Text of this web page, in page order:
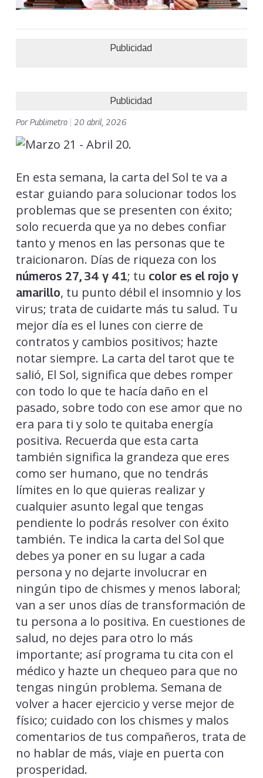
Publicidad
Publicidad
PorPublimetro 20 abril, 2026
En esta semana, la carta del Sol te va a
estar guiando para solucionar todos los
problemas que se presenten con éxito;
solo recuerda que ya no debes confiar
tanto y menos en las personas que te
traicionaron. Días de riqueza con los
números 27, 34 y 41; tu color es el rojo y
amarillo, tu punto débil el insomnio y los
virus; trata de cuidarte más tu salud. Tu
mejor día es el lunes con cierre de
contratos y cambios positivos; hazte
notar siempre. La carta del tarot que te
salió, El Sol, significa que debes romper
con todo lo que te hacía daño en el
pasado, sobre todo con ese amor que no
era para ti y solo te quitaba energía
positiva. Recuerda que esta carta
también significa la grandeza que eres
como ser humano, que no tendrás
límites en lo que quieras realizar y
cualquier asunto legal que tengas
pendiente lo podrás resolver con éxito
también. Te indica la carta del Sol que
debes ya poner en su lugar a cada
persona y no dejarte involucrar en
ningún tipo de chismes y menos laboral;
van a ser unos días de transformación de
tu persona a lo positiva. En cuestiones de
salud, no dejes para otro lo más
importante; así programa tu cita con el
médico y hazte un chequeo para que no
tengas ningún problema. Semana de
volver a hacer ejercicio y verse mejor de
físico; cuidado con los chismes y malos
comentarios de tus compañeros, trata de
no hablar de más, viaje en puerta con
prosperidad.